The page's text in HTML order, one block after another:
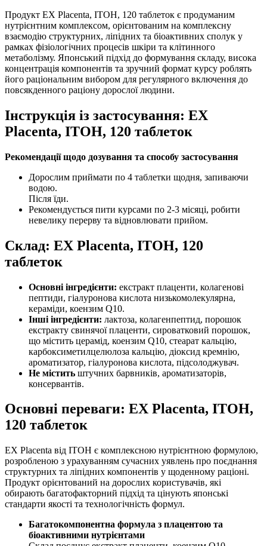
Продукт EX Placenta, ITOH, 120 таблеток є продуманим
нутрієнтним комплексом, орієнтованим на комплексну
взаємодію структурних, ліпідних та біоактивних сполук у
рамках фізіологічних процесів шкіри та клітинного
метаболізму. Японський підхід до формування складу, висока
концентрація компонентів та зручний формат курсу роблять
його раціональним вибором для регулярного включення до
повсякденного раціону дорослої людини.
Інструкція із застосування: EX
Placenta, ITOH, 120 таблеток
Рекомендації щодо дозування та способу застосування
Дорослим приймати по 4 таблетки щодня, запиваючи
водою.
Після їди.
Рекомендується пити курсами по 2-3 місяці, робити
невелику перерву та відновлювати прийом.
Склад: EX Placenta, ITOH, 120
таблеток
Основні інгредієнти: екстракт плаценти, колагенові
пептиди, гіалуронова кислота низькомолекулярна,
кераміди, коензим Q10.
Інші інгредієнти: лактоза, колагенпептид, порошок
екстракту свинячої плаценти, сироватковий порошок,
що містить церамід, коензим Q10, стеарат кальцію,
карбоксиметилцелюлоза кальцію, діоксид кремнію,
ароматизатор, гіалуронова кислота, підсолоджувач.
Не містить штучних барвників, ароматизаторів,
консервантів.
Основні переваги: EX Placenta, ITOH,
120 таблеток
EX Placenta від ITOH є комплексною нутрієнтною формулою,
розробленою з урахуванням сучасних уявлень про поєднання
структурних та ліпідних компонентів у щоденному раціоні.
Продукт орієнтований на дорослих користувачів, які
обирають багатофакторний підхід та цінують японські
стандарти якості та технологічність формул.
Багатокомпонентна формула з плацентою та
біоактивними нутрієнтами